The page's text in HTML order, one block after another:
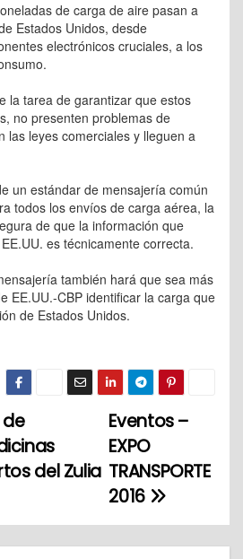
de carga de aire pasan a
Estados Unidos, desde
electrónicos cruciales, a los
la tarea de garantizar que estos
no presenten problemas de
las leyes comerciales y lleguen a
un estándar de mensajería común
todos los envíos de carga aérea, la
de que la información que
es técnicamente correcta.
también hará que sea más
EE.UU.-CBP identificar la carga que
de Estados Unidos.
Eventos –
EXPO
TRANSPORTE
2016
del Zulia